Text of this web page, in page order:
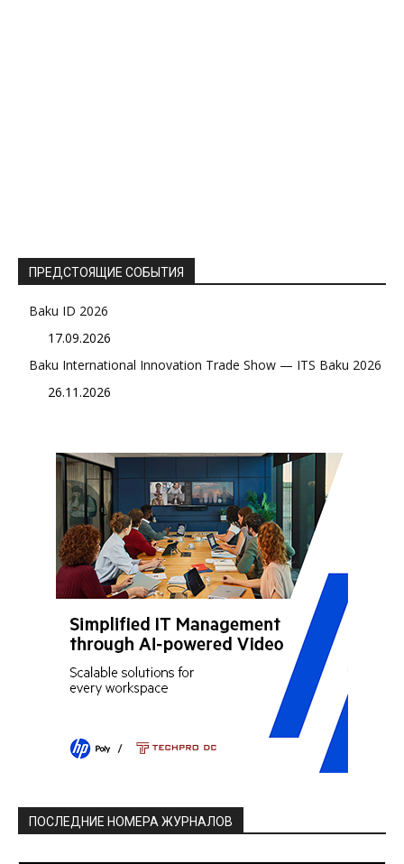
ПРЕДСТОЯЩИЕ СОБЫТИЯ
Baku ID 2026
17.09.2026
Baku International Innovation Trade Show — ITS Baku 2026
26.11.2026
ПОСЛЕДНИЕ НОМЕРА ЖУРНАЛОВ